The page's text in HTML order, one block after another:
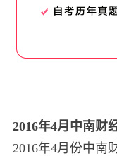
2016年4月中南财
2016年4月份中南